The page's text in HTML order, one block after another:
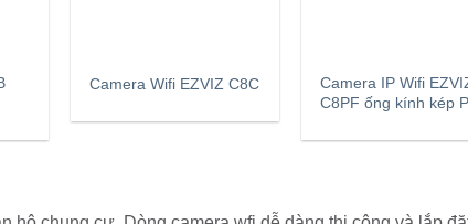
Camera Wifi EZVIZ C8C
Camera IP Wifi
C8PF ống kính kép